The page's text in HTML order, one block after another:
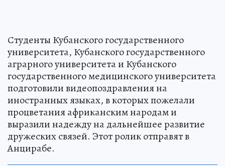
Студенты Кубанского государственного
университета, Кубанского государственного
аграрного университета и Кубанского
государственного медицинского университета
подготовили видеопоздравления на
иностранных языках, в которых пожелали
процветания африканским народам и
выразили надежду на дальнейшее развитие
дружеских связей. Этот ролик отправят в
Анцирабе.